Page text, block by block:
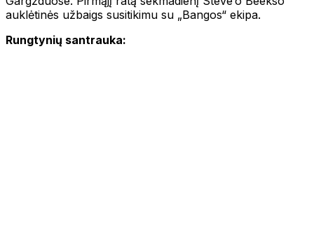
auklėtinės užbaigs susitikimu su „Bangos“ ekipa.
Rungtynių santrauka: